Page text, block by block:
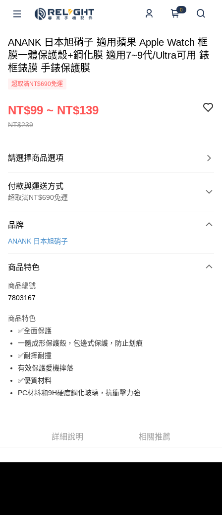
0
ANANK 日本旭硝子 適用蘋果 Apple Watch 框
膜一體保護殼+鋼化膜 適用7~9代/Ultra可用 錶
框錶膜 手錶保護膜
超取滿NT$690免運
NT$239
NT$99 ~ NT$139
請選擇商品選項
付款與運送方式
超取滿NT$690免運
信用卡一次付款
LINE Pay
Apple Pay
悠遊付
ATM付款
運送方式
全家取貨付款
每筆NT$65，滿NT$690(含以上)免運費
品牌
ANANK 日本旭硝子
商品特色
商品編號
7803167
商品特色
✅全面保護
一體成形保護殼，包邊式保護，防止划痕
✅耐摔耐撞
有效保護愛機摔落
✅優質材料
PC材料和9H硬度鋼化玻璃，抗衝擊力強
詳細說明 相關推薦